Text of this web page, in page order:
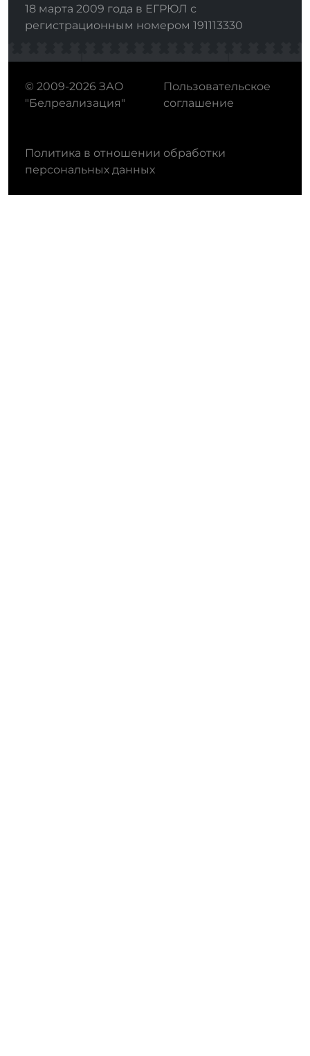
18 марта 2009 года в ЕГРЮЛ с
регистрационным номером 191113330
© 2009-2026 ЗАО
"Белреализация"
Пользовательское
соглашение
Политика в отношении обработки
персональных данных